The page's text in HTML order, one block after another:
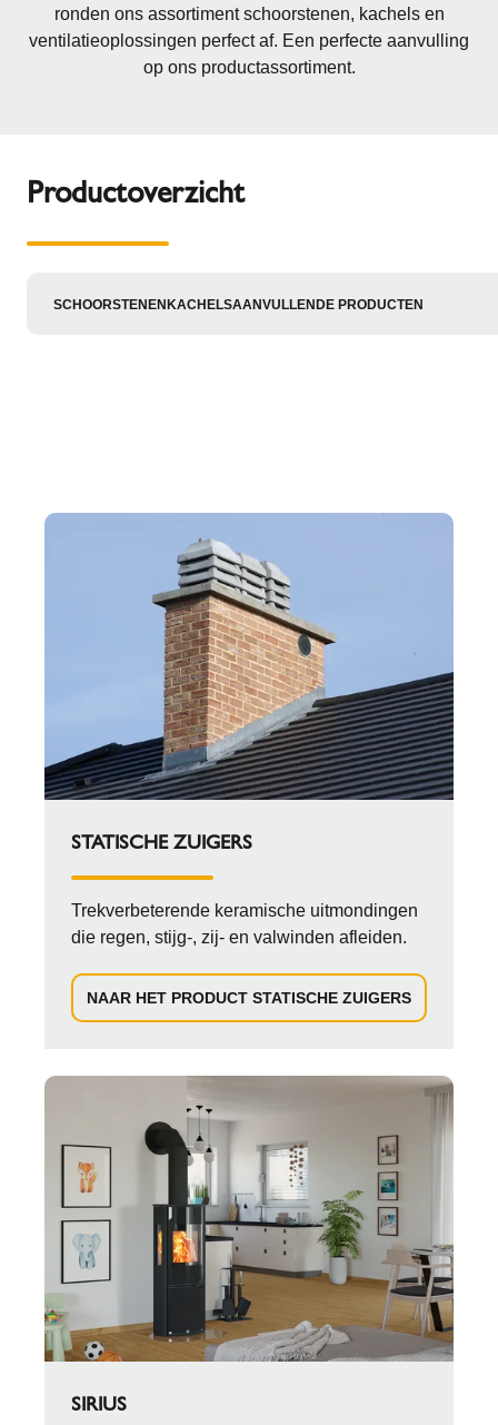
ronden ons assortiment schoorstenen, kachels en
ventilatieoplossingen perfect af. Een perfecte aanvulling
op ons productassortiment.
Productoverzicht
SCHOORSTENEN KACHELSAANVULLENDE PRODUCTEN
STATISCHE ZUIGERS
Trekverbeterende keramische uitmondingen
die regen, stijg-, zij- en valwinden afleiden.
NAAR HET PRODUCT STATISCHE ZUIGERS
SIRIUS